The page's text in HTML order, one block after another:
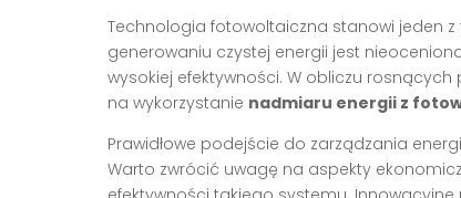
Technologia fotowoltaiczna stanowi jeden z
generowaniu czystej energii jest
wysokiej efektywności. W obliczu
na wykorzystanie nadmiaru energii z
Prawidłowe podejście do zarządzania
Warto zwrócić uwagę na aspekty